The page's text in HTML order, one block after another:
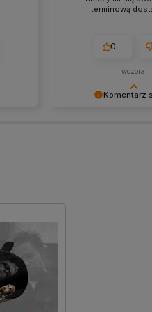
Komentarz
nami Twoimi
terminową
0
wczoraj